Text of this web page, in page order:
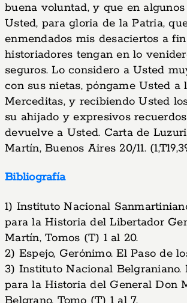
buena voluntad, y que en
Usted, para gloria de la Patria,
enmendados mis desaciertos a
historiadores tengan en lo
seguros. Lo considero a Usted
con sus nietas, póngame Usted a
Merceditas, y recibiendo Usted
su ahijado y expresivos
devuelve a Usted. Carta de
Martín, Buenos Aires 20/11.
Bibliografía
1) Instituto Nacional
para la Historia del Libertador
Martín, Tomos (T) 1 al 20.
2) Espejo, Gerónimo. El Paso de
3) Instituto Nacional Belgraniano.
para la Historia del General Don